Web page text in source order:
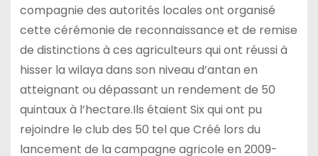
compagnie des autorités locales ont organisé
cette cérémonie de reconnaissance et de remise
de distinctions à ces agriculteurs qui ont réussi à
hisser la wilaya dans son niveau d’antan en
atteignant ou dépassant un rendement de 50
quintaux à l’hectare.Ils étaient Six qui ont pu
rejoindre le club des 50 tel que Créé lors du
lancement de la campagne agricole en 2009-